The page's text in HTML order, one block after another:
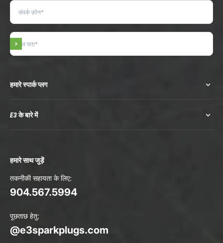
सदस्यता लें
हमारे स्पार्क प्लग
E3 के बारे में
हमारे साथ जुड़ें
तकनीकी सहायता के लिए:
904.567.5994
पूछताछ हेतु:
@e3sparkplugs.com